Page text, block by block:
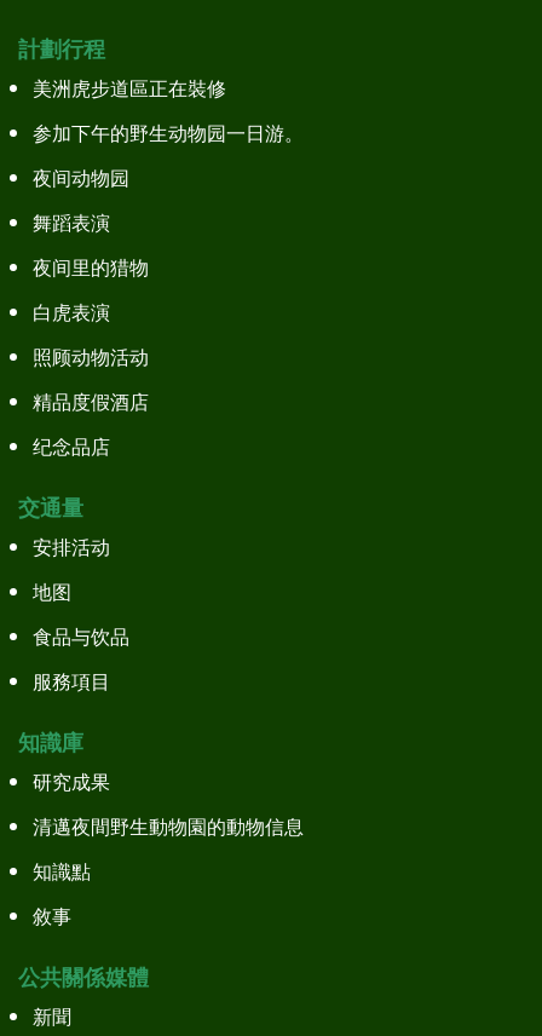
計劃行程
美洲虎步道區正在裝修
参加下午的野生动物园一日游。
夜间动物园
舞蹈表演
夜间里的猎物
白虎表演
照顾动物活动
精品度假酒店
纪念品店
交通量
安排活动
地图
食品与饮品
服務項目
知識庫
研究成果
清邁夜間野生動物園的動物信息
知識點
敘事
公共關係媒體
新聞